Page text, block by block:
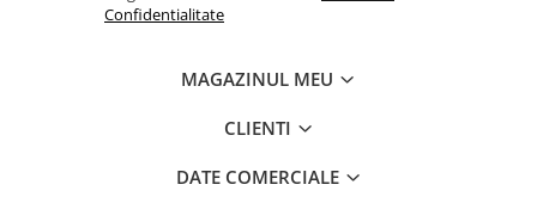
Confidentialitate
MAGAZINUL MEU
CLIENTI
DATE COMERCIALE